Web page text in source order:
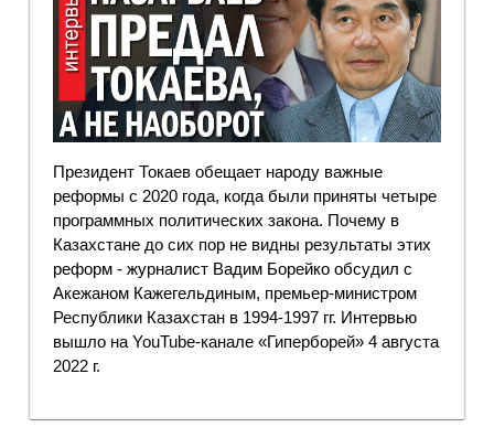
Президент Токаев обещает народу важные
реформы с 2020 года, когда были приняты четыре
программных политических закона. Почему в
Казахстане до сих пор не видны результаты этих
реформ - журналист Вадим Борейко обсудил с
Акежаном Кажегельдиным, премьер-министром
Республики Казахстан в 1994-1997 гг. Интервью
вышло на YouTube-канале «Гиперборей» 4 августа
2022 г.